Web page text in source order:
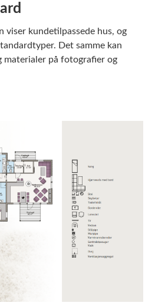
viser kundetilpassede hus, og
Det samme kan
materialer på fotografier og